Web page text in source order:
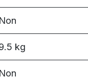
Non
kg
Non